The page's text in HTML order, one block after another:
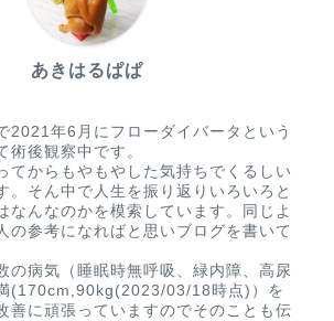
あきはるぱぱ
2021年6月にフローダイバータという
術後観察中です。
てからもやもやした気持ちでくるしい
。そん中で人生を振り返りいろいろと
なんなのかを模索しています。同じよ
の参考になればと思いブログを書いて
の病気（睡眠時無呼吸、緑内障、高尿
(170cm,90kg(2023/03/18時点)）を
善に頑張っていますのでそのことも伝